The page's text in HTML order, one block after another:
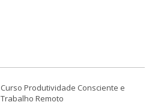
Curso Produtividade Consciente e
Trabalho Remoto